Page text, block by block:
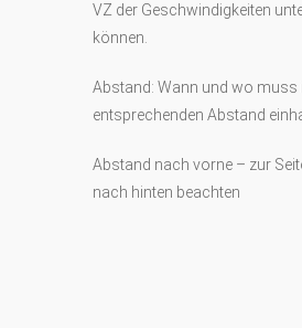
VZ der Geschwindigkeiten
können.
Abstand: Wann und wo muss
entsprechenden Abstand
Abstand nach vorne – zur
nach hinten beachten